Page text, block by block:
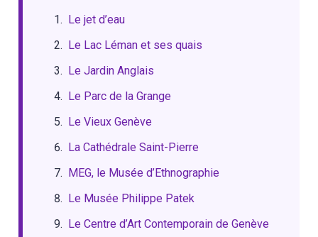
Le jet d’eau
Le Lac Léman et ses quais
Le Jardin Anglais
Le Parc de la Grange
Le Vieux Genève
La Cathédrale Saint-Pierre
MEG, le Musée d’Ethnographie
Le Musée Philippe Patek
Le Centre d’Art Contemporain de Genève